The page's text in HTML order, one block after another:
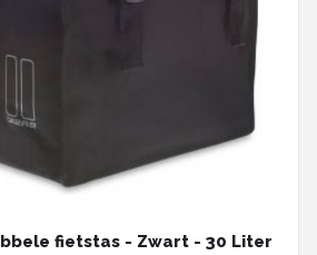
fietstas - Zwart - 30 Liter